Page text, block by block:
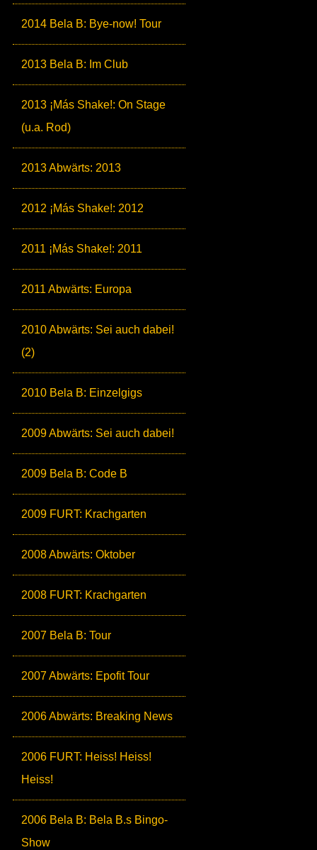
2014 Bela B: Bye-now! Tour
2013 Bela B: Im Club
2013 ¡Más Shake!: On Stage
(u.a. Rod)
2013 Abwärts: 2013
2012 ¡Más Shake!: 2012
2011 ¡Más Shake!: 2011
2011 Abwärts: Europa
2010 Abwärts: Sei auch dabei!
(2)
2010 Bela B: Einzelgigs
2009 Abwärts: Sei auch dabei!
2009 Bela B: Code B
2009 FURT: Krachgarten
2008 Abwärts: Oktober
2008 FURT: Krachgarten
2007 Bela B: Tour
2007 Abwärts: Epofit Tour
2006 Abwärts: Breaking News
2006 FURT: Heiss! Heiss!
Heiss!
2006 Bela B: Bela B.s Bingo-
Show